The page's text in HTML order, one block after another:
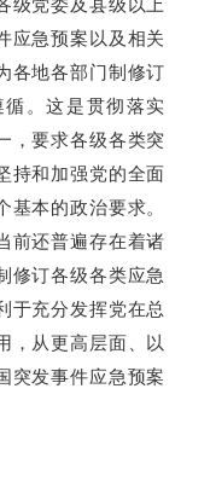
应急预案以及相关
各地各部门制修订
。这是贯彻落实
，要求各级各类突
持和加强党的全面
本的政治要求。
前还普遍存在着诸
修订各级各类应急
于充分发挥党在总
，从更高层面、以
突发事件应急预案